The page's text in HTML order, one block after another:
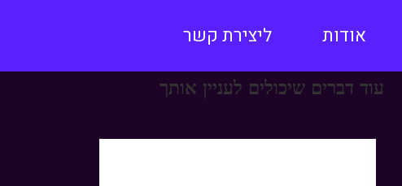
אודות ליצירת קשר
עוד דברים שיכולים לעניין אותך